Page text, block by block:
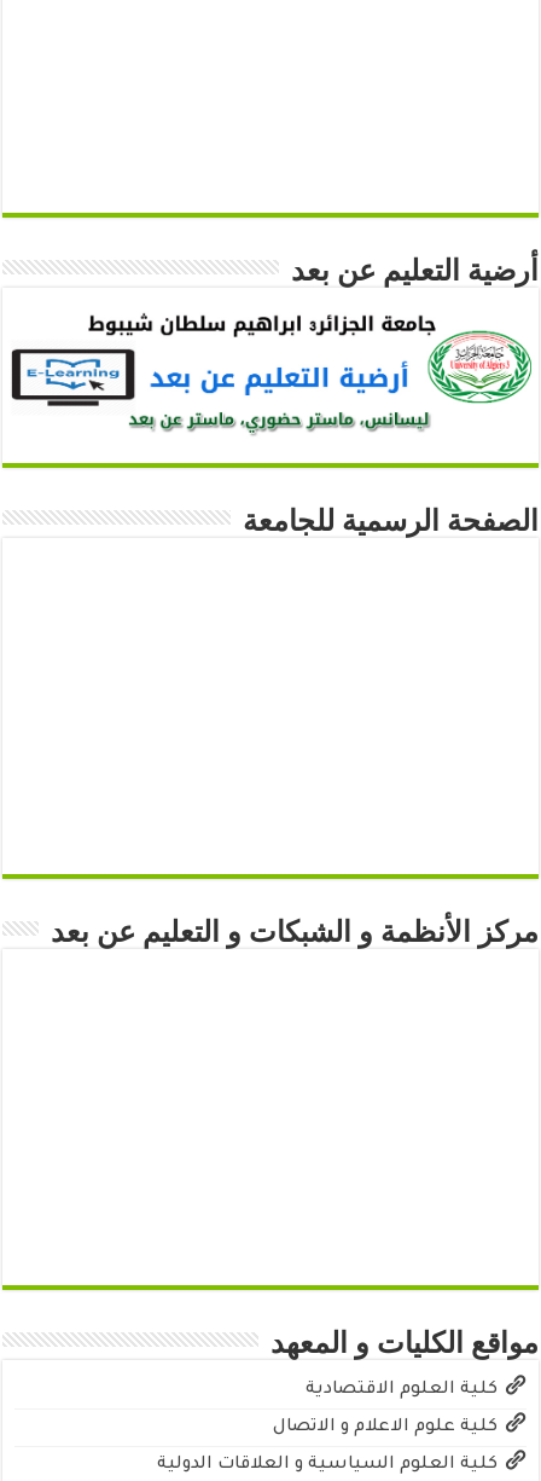
أرضية التعليم عن بعد
الصفحة الرسمية للجامعة
مركز الأنظمة و الشبكات و التعليم عن بعد
مواقع الكليات و المعهد
كلية العلوم الاقتصادية
كلية علوم الاعلام و الاتصال
كلية العلوم السياسية و العلاقات الدولية